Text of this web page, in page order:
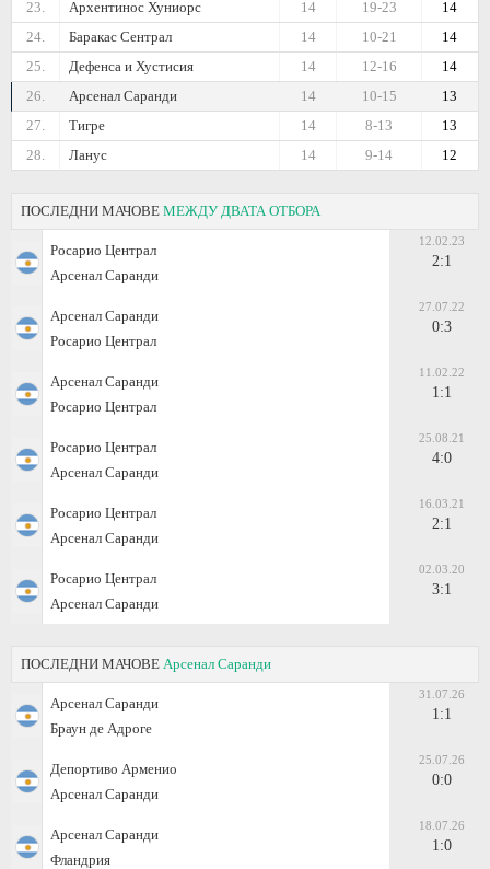
23. Архентинос Хуниорс 14
19-23
14
24.
Баракас Сентрал 14
10-21
14
25.
Дефенса и Хустисия 14
12-16
14
26.
Арсенал Саранди 13
10-15
14
27.
Тигре 13
8-13
14
28.
Ланус 12
9-14
14
ПОСЛЕДНИ МАЧОВЕ МЕЖДУ ДВАТА ОТБОРА
Росарио Централ
Арсенал Саранди
12.02.23
2:1
Арсенал Саранди
Росарио Централ
27.07.22
0:3
Арсенал Саранди
Росарио Централ
11.02.22
1:1
Росарио Централ
Арсенал Саранди
25.08.21
4:0
Росарио Централ
Арсенал Саранди
16.03.21
2:1
Росарио Централ
Арсенал Саранди
02.03.20
3:1
ПОСЛЕДНИ МАЧОВЕ Арсенал Саранди
Арсенал Саранди
Браун де Адроге
31.07.26
1:1
Депортиво Арменио
Арсенал Саранди
25.07.26
0:0
Арсенал Саранди
Фландрия
18.07.26
1:0